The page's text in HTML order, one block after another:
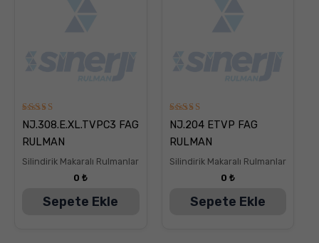
5
üzerinden
5.00
oy aldı
NJ.308.E.XL.TVPC3 FAG
RULMAN
Silindirik Makaralı Rulmanlar
0₺
Sepete Ekle
5
üzerinden
5.00
oy aldı
NJ.204 ETVP FAG
RULMAN
Silindirik Makaralı Rulmanlar
0 ₺
Sepete Ekle